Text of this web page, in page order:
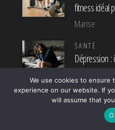
fitness idéal
Marise
SANTÉ
Dépression
Marise
We use cookies to ensure
experience on our website. If
will assume that